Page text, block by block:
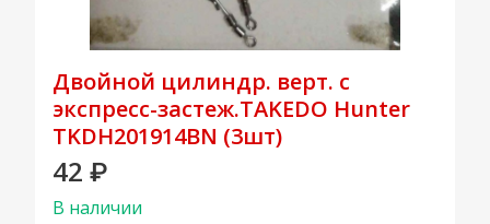
Двойной цилиндр. верт. с
экспресс-застеж.TAKEDO Hunter
TKDH201914BN (3шт)
42 ₽
В наличии